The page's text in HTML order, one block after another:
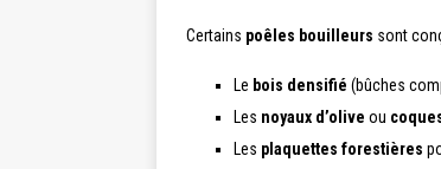
Certains poêles bouilleurs sont
Le bois densifié (bûches
Les noyaux d’olive ou
Les plaquettes forestières